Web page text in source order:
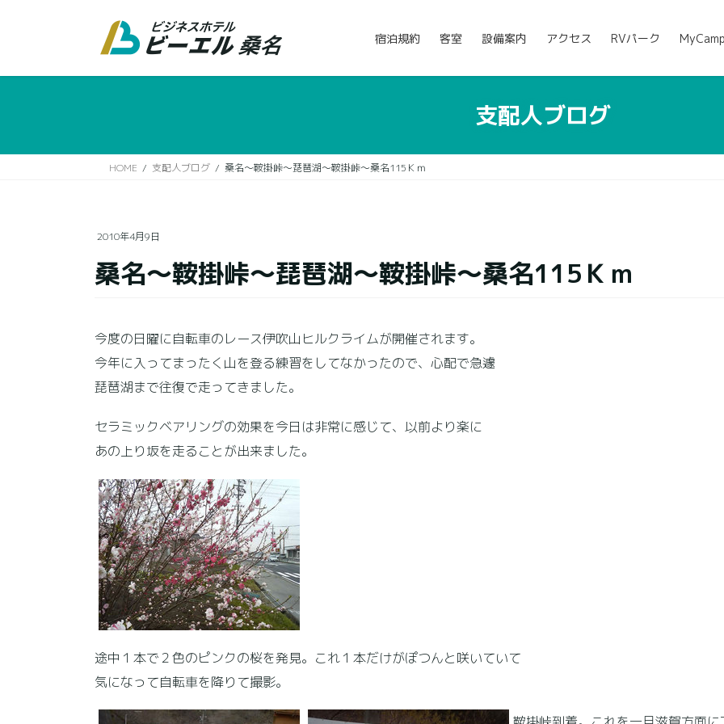
宿泊規約 客室 設備案内 アクセス RVパーク MyCamp
支配人ブログ
HOME 支配人ブログ 桑名～鞍掛峠～琵琶湖～鞍掛峠～桑名115Ｋｍ
2010年4月9日
桑名～鞍掛峠～琵琶湖～鞍掛峠～桑名115Ｋｍ
今度の日曜に自転車のレース伊吹山ヒルクライムが開催されます。
今年に入ってまったく山を登る練習をしてなかったので、心配で急遽
琵琶湖まで往復で走ってきました。
セラミックベアリングの効果を今日は非常に感じて、以前より楽に
あの上り坂を走ることが出来ました。
途中１本で２色のピンクの桜を発見。これ１本だけがぽつんと咲いていて
気になって自転車を降りて撮影。